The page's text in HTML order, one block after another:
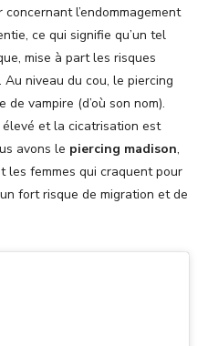
l’endommagement
ce qui signifie qu’un tel
mise à part les risques
niveau du cou, le piercing
de vampire (d’où son nom).
et la cicatrisation est
avons le piercing madison,
les femmes qui craquent pour
fort risque de migration et de